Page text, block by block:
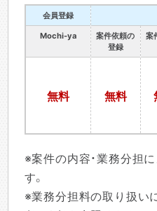
会員登録
Mochi-ya
無料
案件依頼の
登録
無料
案
※案件の内容・業務分担
す。
※業務分担料の取り扱い